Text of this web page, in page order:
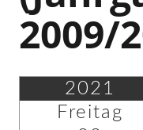
2009/
2021
Freitag